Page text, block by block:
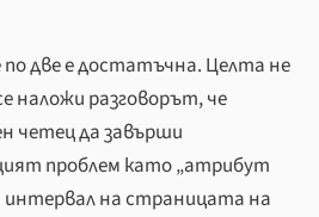
две е достатъчна. Целта не
наложи разговорът, че
четец да завърши
проблем като „атрибут
интервал на страницата на